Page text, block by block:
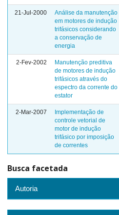
21-Jul-2000
Análise da manutenção
em motores de indução
trifásicos considerando
a conservação de
energia
2-Fev-2002
Manutenção preditiva
de motores de indução
trifásicos através do
espectro da corrente do
estator
2-Mar-2007
Implementação de
controle vetorial de
motor de indução
trifásico por imposição
de correntes
Busca facetada
Autoria